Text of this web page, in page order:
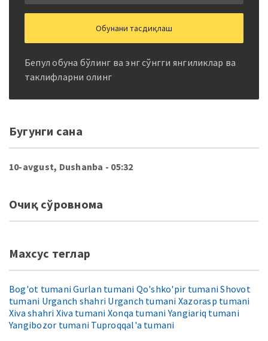
Бепул обуна бўлинг ва энг сўнгги янгиликлар ва
таклифларни олинг
Бугунги сана
10-avgust, Dushanba - 05:32
Очиқ сўровнома
Махсус теглар
Bog'ot tumaniGurlan tumani Qo'shko'pir tumaniShovot
tumani Urganch shahri Urganch tumani Xazorasp tumani
Xiva shahri Xiva tumani Xonqa tumaniYangiariq tumani
Yangibozor tumani Tuproqqal'a tumani